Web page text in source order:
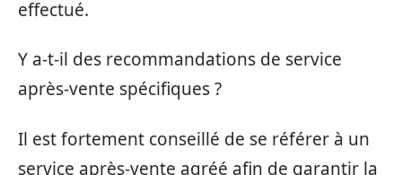
effectué.
Y a-t-il des recommandations de service
après-vente spécifiques ?
Il est fortement conseillé de se référer à un
service après-vente agréé afin de garantir la